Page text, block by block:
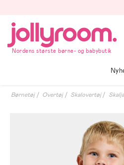
innehållet
Nordens største børne- og babybutik
Børnetøj Overtøj Skalovertøj